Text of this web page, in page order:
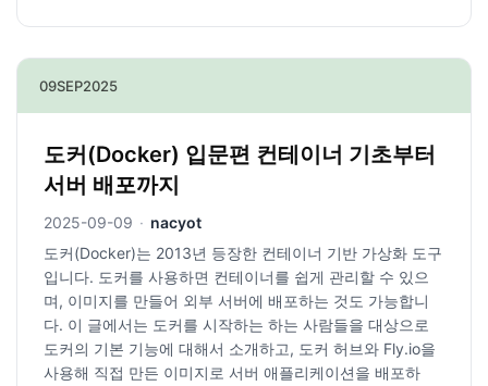
09SEP2025
도커(Docker) 입문편 컨테이너 기초부터
서버 배포까지
2025-09-09 · nacyot
도커(Docker)는 2013년 등장한 컨테이너 기반 가상화 도구
입니다. 도커를 사용하면 컨테이너를 쉽게 관리할 수 있으
며, 이미지를 만들어 외부 서버에 배포하는 것도 가능합니
다. 이 글에서는 도커를 시작하는 하는 사람들을 대상으로
도커의 기본 기능에 대해서 소개하고, 도커 허브와 Fly.io을
사용해 직접 만든 이미지로 서버 애플리케이션을 배포하